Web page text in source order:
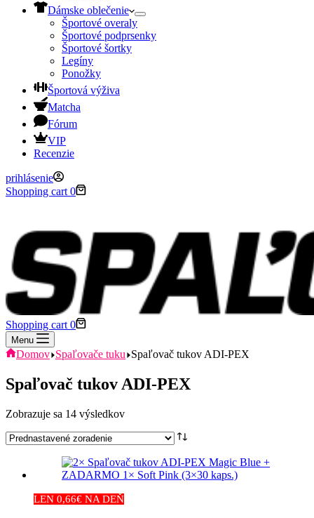
Dámske oblečenie
Športové overaly
Športové podprsenky
Športové šortky
Legíny
Ponožky
Športová výživa
Matcha
Fórum
VIP
Recenzie
prihlásenie
Shopping cart 0
Shopping cart 0
Menu
Domov Spaľovače tuku Spaľovač tukov ADI-PEX
Spaľovač tukov ADI-PEX
Zobrazuje sa 14 výsledkov
LEN 0,66€ NA DEŇ